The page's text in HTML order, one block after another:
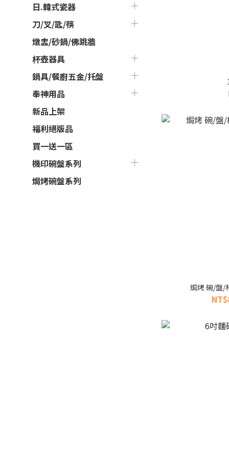
日.韓式瓷器
刀/叉/匙/筷
燉盅/砂鍋/佛跳牆
杯壺器具
鍋具/餐廚五金/托盤
奉神用品
新品上架
福利絕版品
買一送一區
機印碗盤系列
焗烤碗盤系列
焗烤 碗/盤/